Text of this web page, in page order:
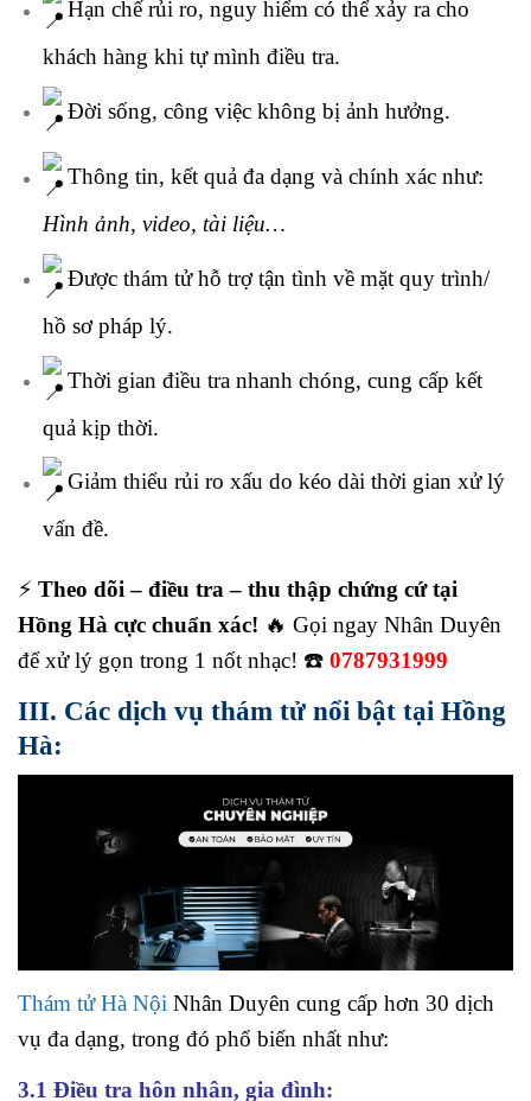
Hạn chế rủi ro, nguy hiểm có thể xảy ra cho
khách hàng khi tự mình điều tra.
Đời sống, công việc không bị ảnh hưởng.
Thông tin, kết quả đa dạng và chính xác như:
Hình ảnh, video, tài liệu…
Được thám tử hỗ trợ tận tình về mặt quy trình/
hồ sơ pháp lý.
Thời gian điều tra nhanh chóng, cung cấp kết
quả kịp thời.
Giảm thiểu rủi ro xấu do kéo dài thời gian xử lý
vấn đề.
⚡ Theo dõi – điều tra – thu thập chứng cứ tại
Hồng Hà cực chuẩn xác! 🔥 Gọi ngay Nhân Duyên
để xử lý gọn trong 1 nốt nhạc! ☎️ 0787931999
III. Các dịch vụ thám tử nổi bật tại Hồng
Hà:
Thám tử Hà Nội Nhân Duyên cung cấp hơn 30 dịch
vụ đa dạng, trong đó phổ biến nhất như:
3.1 Điều tra hôn nhân, gia đình: